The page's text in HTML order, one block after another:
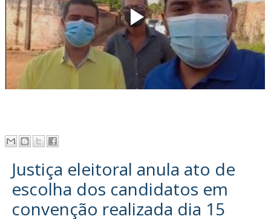
Justiça eleitoral anula ato de
escolha dos candidatos em
convenção realizada dia 15